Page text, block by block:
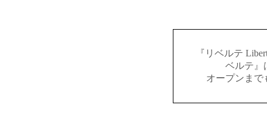
『リベルテ
ベルテ』
オープンまで